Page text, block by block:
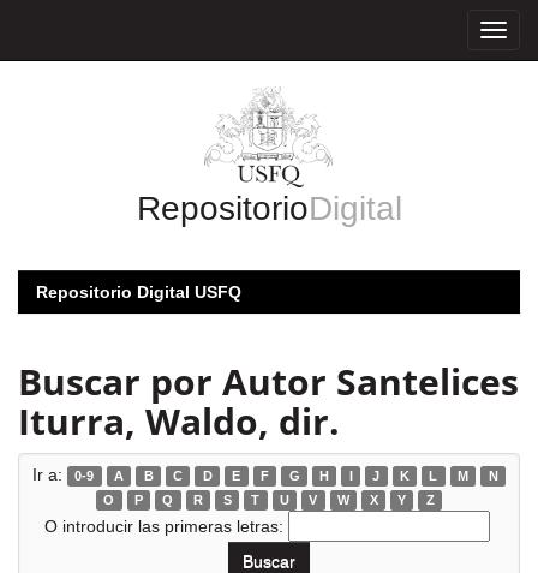
RepositorioDigital
Repositorio Digital USFQ
Buscar por Autor Santelices
Iturra, Waldo, dir.
Ir a: 0-9 A B C D E F G H I J K L M
N
O
P Q R S T U V W X Y Z
O introducir las primeras letras: